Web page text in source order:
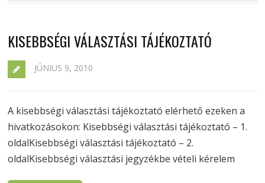
KISEBBSÉGI VÁLASZTÁSI TÁJÉKOZTATÓ
JÚNIUS 9, 2010
A kisebbségi választási tájékoztató elérhető ezeken a
hivatkozásokon: Kisebbségi választási tájékoztató – 1.
oldalKisebbségi választási tájékoztató – 2.
oldalKisebbségi választási jegyzékbe vételi kérelem